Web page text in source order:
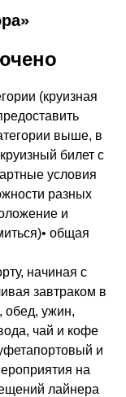
(круизная
выше, в
билет с
условия
разных
и
общая
начиная с
завтраком в
обед, ужин,
чай и кофе
и
на
лайнера